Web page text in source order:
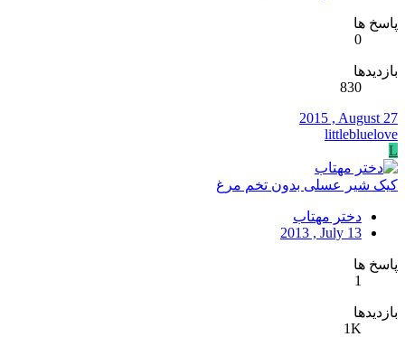
پاسخ ها
0
بازدیدها
830
2015 , August 27
littlebluelove
L
کیک شیر عسلی بدون تخم مرغ
دختر مهتاب
2013 , July 13
پاسخ ها
1
بازدیدها
1K